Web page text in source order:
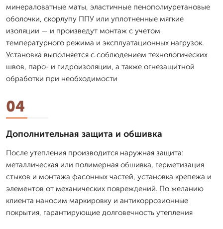
минераловатные маты, эластичные пенополиуретановые
оболочки, скорлупу ППУ или уплотненные мягкие
изоляции — и произведут монтаж с учетом
температурного режима и эксплуатационных нагрузок.
Установка выполняется с соблюдением технологических
швов, паро- и гидроизоляции, а также огнезащитной
обработки при необходимости
04
Дополнительная защита и обшивка
После утепления производится наружная защита:
металлическая или полимерная обшивка, герметизация
стыков и монтажа фасонных частей, установка крепежа и
элементов от механических повреждений. По желанию
клиента наносим маркировку и антикоррозионные
покрытия, гарантирующие долговечность утепления